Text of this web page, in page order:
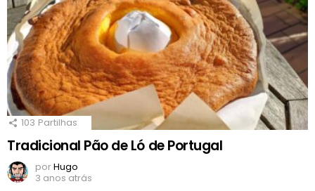
103 Partilhas
Tradicional Pão de Ló de Portugal
porHugo
3 anos atrás